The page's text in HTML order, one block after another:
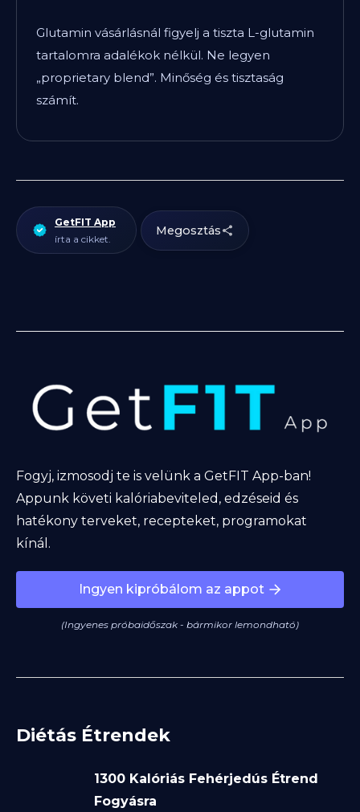
Fogyj, izmosodj te is velünk a GetFIT App-ban!
Appunk követi kalóriabeviteled, edzéseid és
hatékony terveket, recepteket, programokat
kínál.
Ingyen kipróbálom az appot
(Ingyenes próbaidőszak - bármikor lemondható)
Diétás Étrendek
1300 Kalóriás Fehérjedús Étrend
Fogyásra
Glutamin vásárlásnál figyelj a tiszta L-glutamin
tartalomra adalékok nélkül. Ne legyen
„proprietary blend”. Minőség és tisztaság
számít.
GetFIT App
írta a cikket.
Megosztás